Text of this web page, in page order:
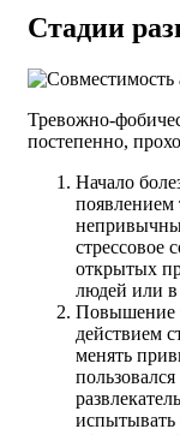
Стадии
Тревожно-
постепенно,
Начало
появлением
стрессовое
открытых
людей или в
Повышение
действием
менять